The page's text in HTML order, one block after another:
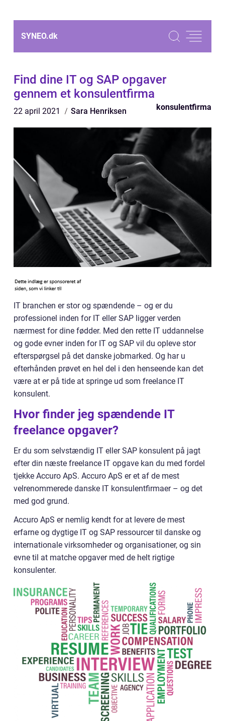
SYNEO.dk
Find dine IT og SAP opgaver
gennem et konsulentfirma
22 april 2021 Sara Henriksen konsulentfirma
IT branchen er stor og spændende – og er du
professionel inden for IT eller SAP ligger verden
nærmest for dine fødder. Med den rette IT uddannelse
og gode evner inden for IT og SAP vil du opleve stor
efterspørgsel på det danske jobmarked. Og har u
efterhånden prøvet en hel del i den henseende kan det
være at er på tide at springe ud som freelance IT
konsulent.
Hvor finder jeg spændende IT
freelance opgaver?
Er du som selvstændig IT eller SAP konsulent på jagt
efter din næste freelance IT opgave kan du med fordel
tjekke Accuro ApS. Accuro ApS er et af de mest
velrenommerede danske IT konsulentfirmaer – og det
med god grund.
Accuro ApS er nemlig kendt for at levere de mest
erfarne og dygtige IT og SAP ressourcer til danske og
internationale virksomheder og organisationer, og sin
evne til at matche opgaver med de helt rigtige
konsulenter.